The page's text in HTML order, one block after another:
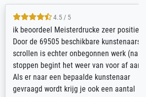
4.5 / 5
Meisterdrucke zeer positief.
beschikbare kunstenaars
echter onbegonnen werk (na
het weer van voor af aan).
een bepaalde kunstenaar
krijg je ook een aantal